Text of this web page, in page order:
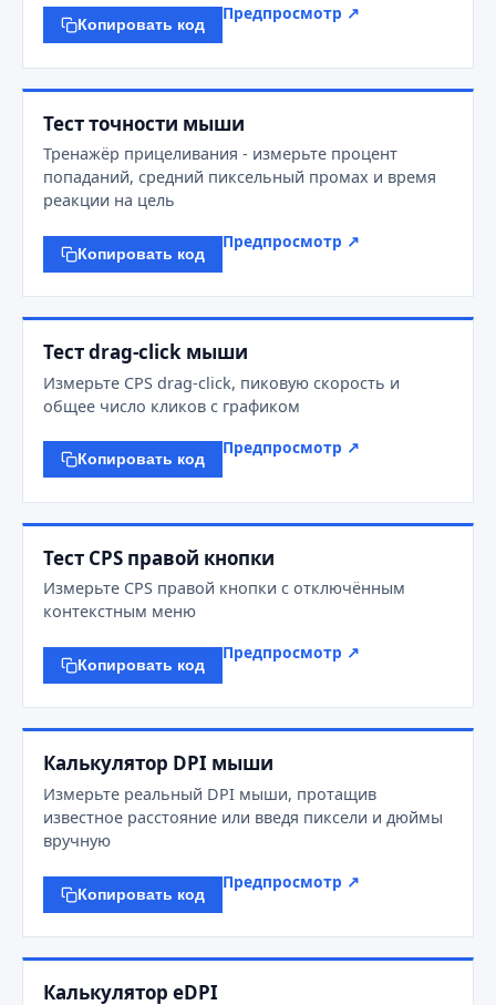
Копировать код
Предпросмотр ↗
Тест точности мыши
Тренажёр прицеливания - измерьте процент
попаданий, средний пиксельный промах и время
реакции на цель
Копировать код
Предпросмотр ↗
Тест drag-click мыши
Измерьте CPS drag-click, пиковую скорость и
общее число кликов с графиком
Копировать код
Предпросмотр ↗
Тест CPS правой кнопки
Измерьте CPS правой кнопки с отключённым
контекстным меню
Копировать код
Предпросмотр ↗
Калькулятор DPI мыши
Измерьте реальный DPI мыши, протащив
известное расстояние или введя пиксели и дюймы
вручную
Копировать код
Предпросмотр ↗
Калькулятор eDPI